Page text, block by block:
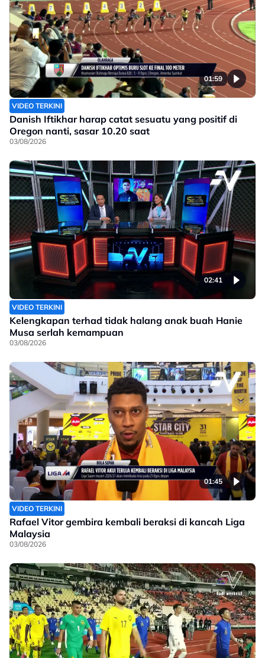
01:59
VIDEO TERKINI
Danish Iftikhar harap catat sesuatu yang positif di
Oregon nanti, sasar 10.20 saat
03/08/2026
02:41
VIDEO TERKINI
Kelengkapan terhad tidak halang anak buah Hanie
Musa serlah kemampuan
03/08/2026
01:45
VIDEO TERKINI
Rafael Vitor gembira kembali beraksi di kancah Liga
Malaysia
03/08/2026